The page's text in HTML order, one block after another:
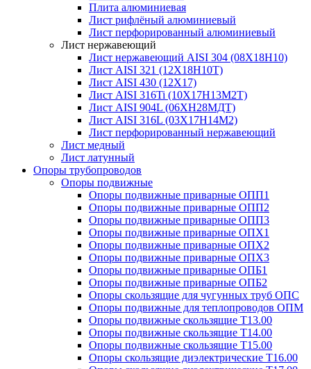
Плита алюминиевая
Лист рифлёный алюминиевый
Лист перфорированный алюминиевый
Лист нержавеющий
Лист нержавеющий AISI 304 (08Х18Н10)
Лист AISI 321 (12Х18Н10Т)
Лист AISI 430 (12Х17)
Лист AISI 316Ti (10Х17Н13М2Т)
Лист AISI 904L (06ХН28МДТ)
Лист AISI 316L (03Х17Н14М2)
Лист перфорированный нержавеющий
Лист медный
Лист латунный
Опоры трубопроводов
Опоры подвижные
Опоры подвижные приварные ОПП1
Опоры подвижные приварные ОПП2
Опоры подвижные приварные ОПП3
Опоры подвижные приварные ОПХ1
Опоры подвижные приварные ОПХ2
Опоры подвижные приварные ОПХ3
Опоры подвижные приварные ОПБ1
Опоры подвижные приварные ОПБ2
Опоры скользящие для чугунных труб ОПС
Опоры подвижные для теплопроводов ОПМ
Опоры подвижные скользящие Т13.00
Опоры подвижные скользящие Т14.00
Опоры подвижные скользящие Т15.00
Опоры скользящие диэлектрические Т16.00